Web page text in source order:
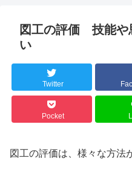
図工の評価 技能や
い
Twitter
Pocket
図工の評価は、様々な方法